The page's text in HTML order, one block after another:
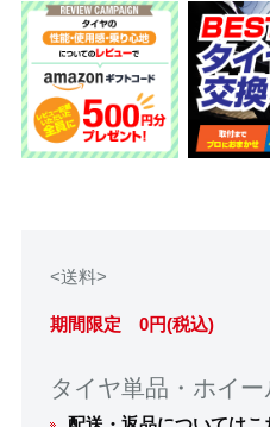
<送料>
期間限定 0円(税込)
タイヤ単品・ホイ